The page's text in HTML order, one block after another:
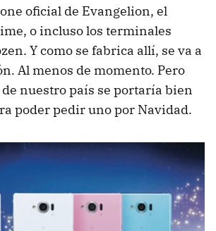
oficial de Evangelion, el
o incluso los terminales
Y como se fabrica allí, se va a
Al menos de momento. Pero
nuestro país se portaría bien
poder pedir uno por Navidad.